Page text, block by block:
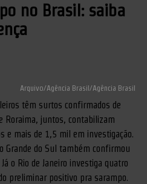
no Brasil: saiba
Arquivo/Agência Brasil/Agência Brasil
têm surtos confirmados de
Roraima, juntos, contabilizam
e mais de 1,5 mil em investigação.
Grande do Sul também confirmou
o Rio de Janeiro investiga quatro
preliminar positivo pra sarampo.